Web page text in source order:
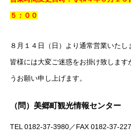
５：００
８月１４日（日）より通常営業いたし
皆様には大変ご迷惑をお掛け致します
うお願い申し上げます。
（問）美郷町観光情報センター
TEL 0182-37-3980／FAX 0182-37-